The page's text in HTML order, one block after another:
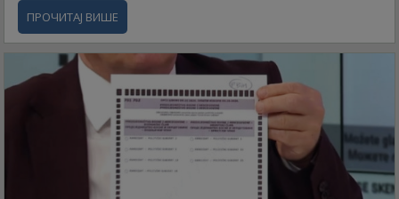
ПРОЧИТАЈ ВИШЕ